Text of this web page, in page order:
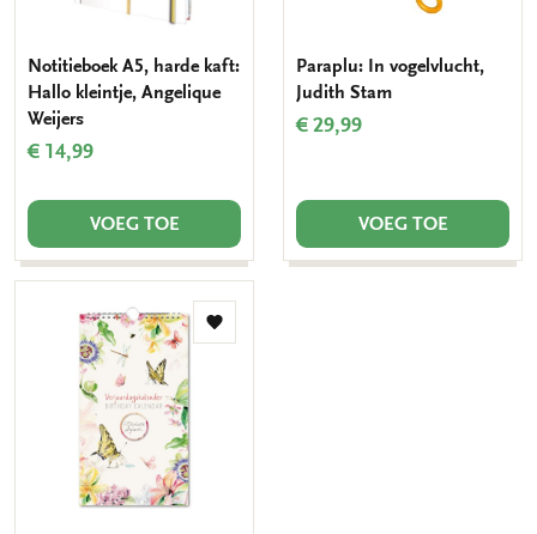
Notitieboek A5, harde kaft:
Hallo kleintje, Angelique
Weijers
€ 14,99
VOEG TOE
Paraplu: In vogelvlucht,
Judith Stam
€ 29,99
VOEG TOE
Toevoegen